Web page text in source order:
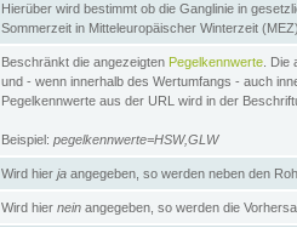
Hierüber wird bestimmt ob die Ganglinie in
Sommerzeit in Mitteleuropäischer Winterzeit
Beschränkt die angezeigten Pegelkennwerte .
und - wenn innerhalb des Wertumfangs - auch
Pegelkennwerte aus der URL wird in der
Beispiel: pegelkennwerte=HSW,GLW
Wird hier ja angegeben, so werden neben den
Wird hier nein angegeben, so werden die